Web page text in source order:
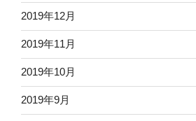
2019年12月
2019年11月
2019年10月
2019年9月